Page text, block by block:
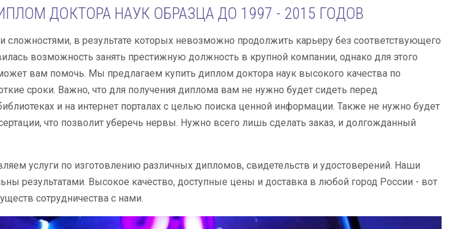
ДОКТОРА НАУК ОБРАЗЦА ДО 1997 - 2015 ГОДОВ
в результате которых невозможно продолжить карьеру без соответствующего
возможность занять престижную должность в крупной компании, однако для этого
вам помочь. Мы предлагаем купить диплом доктора наук высокого качества по
сроки. Важно, что для получения диплома вам не нужно будет сидеть перед
и на интернет порталах с целью поиска ценной информации. Также не нужно будет
что позволит уберечь нервы. Нужно всего лишь сделать заказ, и долгожданный
услуги по изготовлению различных дипломов, свидетельств и удостоверений. Наши
результатами. Высокое качество, доступные цены и доставка в любой город России - вот
сотрудничества с нами.